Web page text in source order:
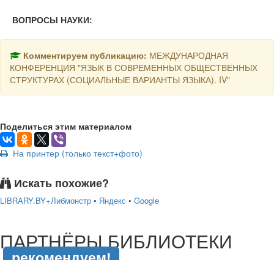
ВОПРОСЫ НАУКИ:
Комментируем публикацию: МЕЖДУНАРОДНАЯ
КОНФЕРЕНЦИЯ "ЯЗЫК В СОВРЕМЕННЫХ ОБЩЕСТВЕННЫХ
СТРУКТУРАХ (СОЦИАЛЬНЫЕ ВАРИАНТЫ ЯЗЫКА). IV"
Поделиться этим материалом
На принтер (только текст+фото)
Искать похожие?
LIBRARY.BY+Либмонстр • Яндекс • Google
ПАРТНЁРЫ БИБЛИОТЕКИ